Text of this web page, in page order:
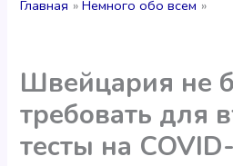
Главная Немного обо всем
Швейцария не
требовать для
тесты на